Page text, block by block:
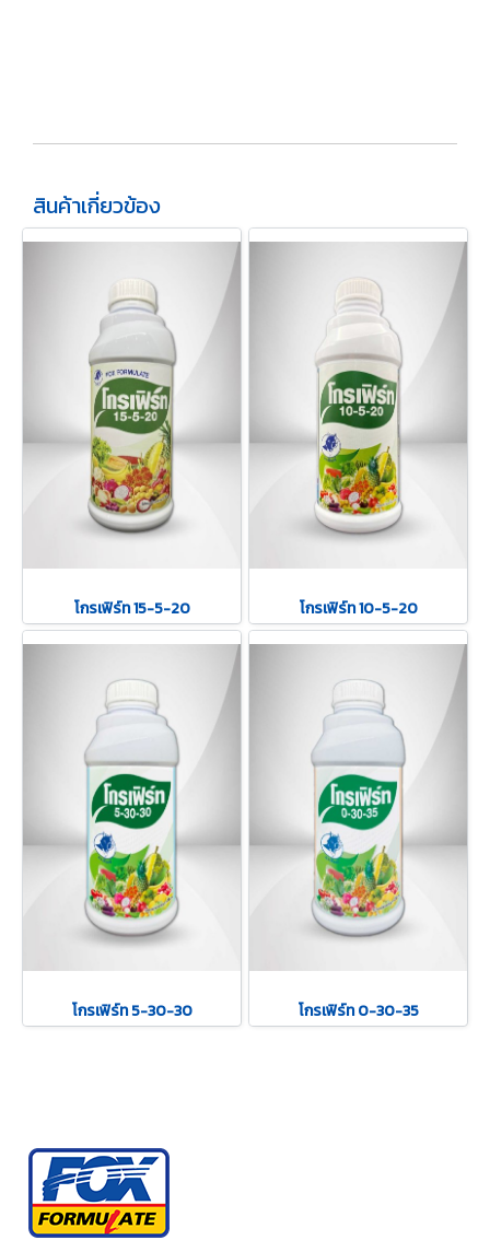
สินค้าเกี่ยวข้อง
โกรเฟิร์ท 15-5-20 โกรเฟิร์ท 10-5-20
โกรเฟิร์ท 5-30-30 โกรเฟิร์ท 0-30-35